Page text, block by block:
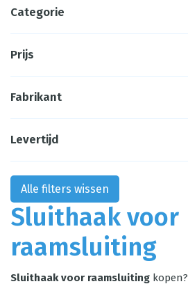
Sluithaak voor
raamsluiting
Sluithaak voor raamsluiting
Categorie
Prijs
Fabrikant
Levertijd
Alle filters wissen